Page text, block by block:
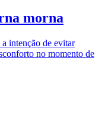
morna
intenção de evitar
no momento de